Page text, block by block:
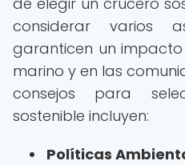
considerar varios
garanticen un
marino y en las
consejos para
sostenible incluyen:
Políticas